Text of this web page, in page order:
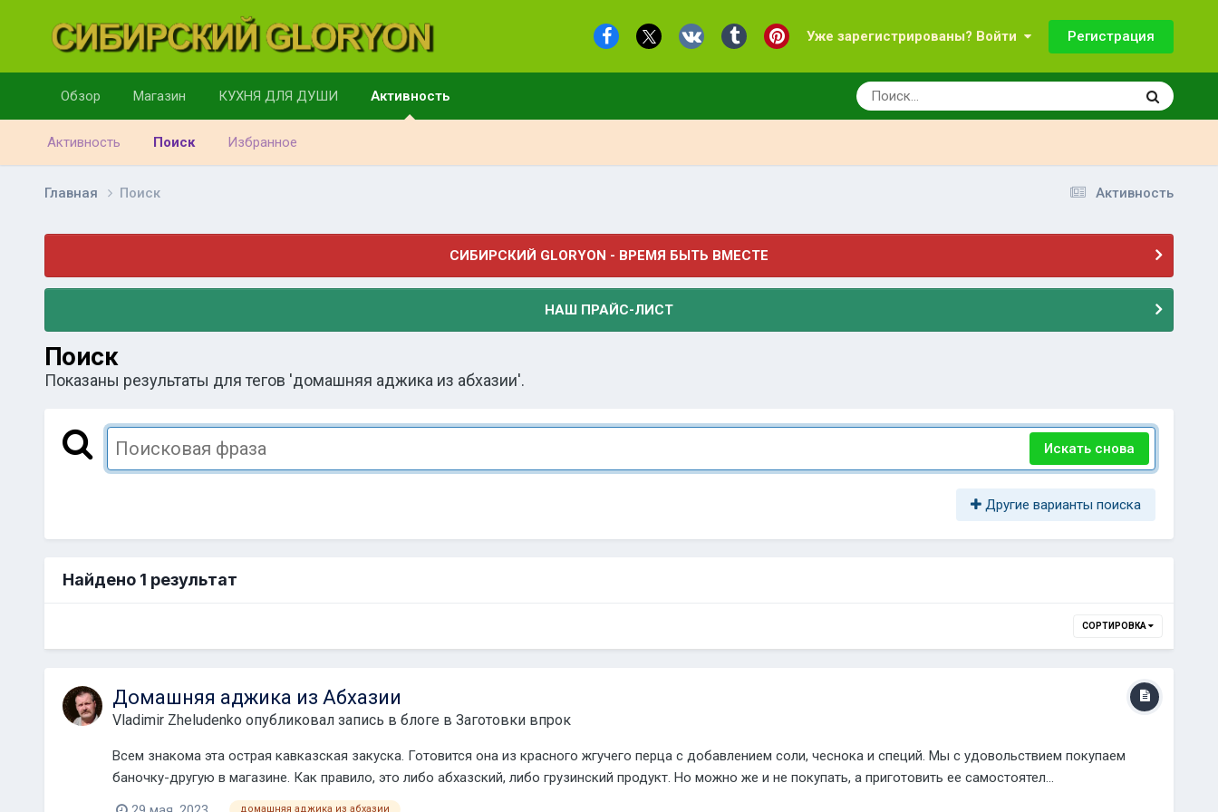
Уже зарегистрированы? Войти Регистрация
Обзор Магазин КУХНЯ ДЛЯ ДУШИ Активность
Активность Поиск Избранное
Активность
Главная Поиск
СИБИРСКИЙ GLORYON - ВРЕМЯ БЫТЬ ВМЕСТЕ
НАШ ПРАЙС-ЛИСТ
Поиск
Показаны результаты для тегов 'домашняя аджика из абхазии'.
Искать снова
Другие варианты поиска
Найдено 1 результат
СОРТИРОВКА
Домашняя аджика из Абхазии
Vladimir Zheludenko опубликовал запись в блоге в Заготовки впрок
Всем знакома эта острая кавказская закуска. Готовится она из красного жгучего перца с добавлением соли, чеснока и специй. Мы с удовольствием покупаем
баночку-другую в магазине. Как правило, это либо абхазский, либо грузинский продукт. Но можно же и не покупать, а приготовить ее самостоятел...
домашняя аджика из абхазии